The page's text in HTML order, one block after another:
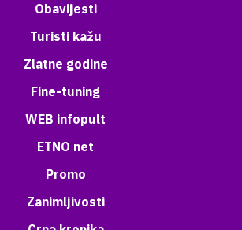
Obavijesti
Turisti kažu
Zlatne godine
Fine-tuning
WEB infopult
ETNO net
Promo
Zanimljivosti